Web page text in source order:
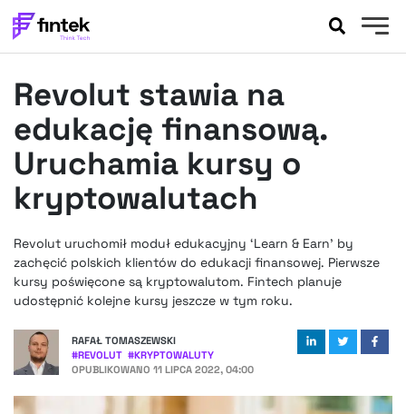
BANKOWOŚĆ
EVENTY
FELIETONY
WYWIADY
LEGAL
FINTEKEXTRA
OKIEM EKSPERTA
Revolut stawia na
edukację finansową.
Uruchamia kursy o
kryptowalutach
Revolut uruchomił moduł edukacyjny ‘Learn & Earn’ by
zachęcić polskich klientów do edukacji finansowej. Pierwsze
kursy poświęcone są kryptowalutom. Fintech planuje
udostępnić kolejne kursy jeszcze w tym roku.
RAFAŁ TOMASZEWSKI
#REVOLUT #KRYPTOWALUTY
OPUBLIKOWANO 11 LIPCA 2022, 04:00